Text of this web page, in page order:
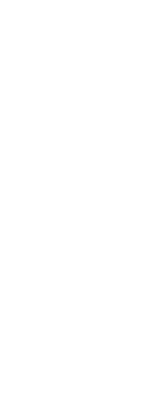
и
коммутационное
процессов.